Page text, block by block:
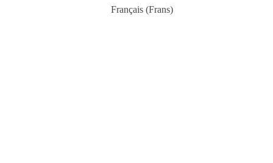
Français (Frans)